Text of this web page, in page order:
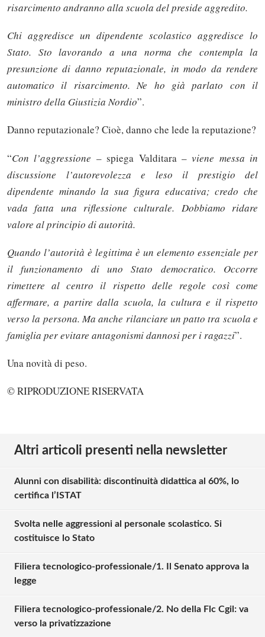
risarcimento andranno alla scuola del preside aggredito.
Chi aggredisce un dipendente scolastico aggredisce lo
Stato. Sto lavorando a una norma che contempla la
presunzione di danno reputazionale, in modo da rendere
automatico il risarcimento. Ne ho già parlato con il
ministro della Giustizia Nordio”.
Danno reputazionale? Cioè, danno che lede la reputazione?
“Con l’aggressione – spiega Valditara –viene messa in
discussione l’autorevolezza e leso il prestigio del
dipendente minando la sua figura educativa; credo che
vada fatta una riflessione culturale. Dobbiamo ridare
valore al principio di autorità.
Quando l’autorità è legittima è un elemento essenziale per
il funzionamento di uno Stato democratico. Occorre
rimettere al centro il rispetto delle regole così come
affermare, a partire dalla scuola, la cultura e il rispetto
verso la persona. Ma anche rilanciare un patto tra scuola e
famiglia per evitare antagonismi dannosi per i ragazzi”.
Una novità di peso.
© RIPRODUZIONE RISERVATA
Altri articoli presenti nella newsletter
Alunni con disabilità: discontinuità didattica al 60%, lo
certifica l’ISTAT
Svolta nelle aggressioni al personale scolastico. Si
costituisce lo Stato
Filiera tecnologico-professionale/1. Il Senato approva la
legge
Filiera tecnologico-professionale/2. No della Flc Cgil: va
verso la privatizzazione